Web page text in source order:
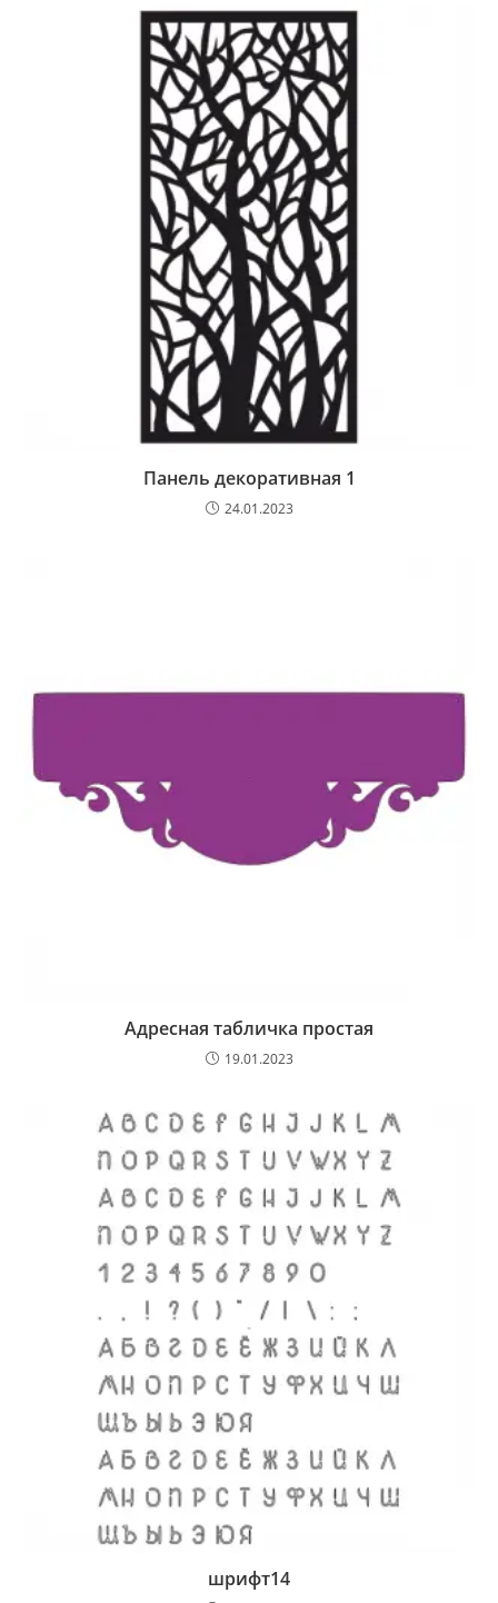
Панель декоративная 1
24.01.2023
Адресная табличка простая
19.01.2023
шрифт14